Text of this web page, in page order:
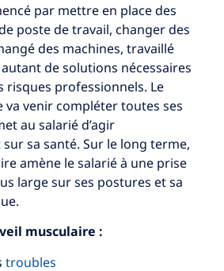
par mettre en place des
poste de travail, changer des
des machines, travaillé
de solutions nécessaires
risques professionnels. Le
va venir compléter toutes ses
au salarié d’agir
sa santé. Sur le long terme,
amène le salarié à une prise
large sur ses postures et sa
musculaire :
troubles